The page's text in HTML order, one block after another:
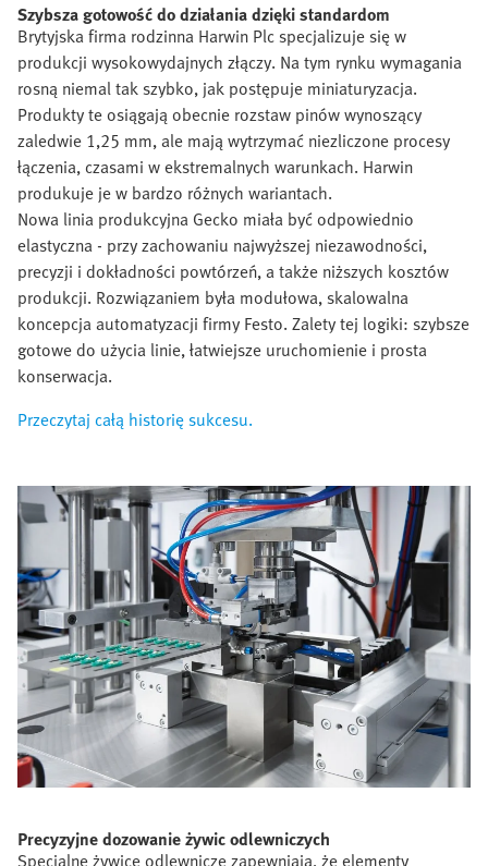
Szybsza gotowość do działania dzięki standardom
Brytyjska firma rodzinna Harwin Plc specjalizuje się w
produkcji wysokowydajnych złączy. Na tym rynku wymagania
rosną niemal tak szybko, jak postępuje miniaturyzacja.
Produkty te osiągają obecnie rozstaw pinów wynoszący
zaledwie 1,25 mm, ale mają wytrzymać niezliczone procesy
łączenia, czasami w ekstremalnych warunkach. Harwin
produkuje je w bardzo różnych wariantach.
Nowa linia produkcyjna Gecko miała być odpowiednio
elastyczna - przy zachowaniu najwyższej niezawodności,
precyzji i dokładności powtórzeń, a także niższych kosztów
produkcji. Rozwiązaniem była modułowa, skalowalna
koncepcja automatyzacji firmy Festo. Zalety tej logiki: szybsze
gotowe do użycia linie, łatwiejsze uruchomienie i prosta
konserwacja.
Przeczytaj całą historię sukcesu.
Precyzyjne dozowanie żywic odlewniczych
Specjalne żywice odlewnicze zapewniają, że elementy